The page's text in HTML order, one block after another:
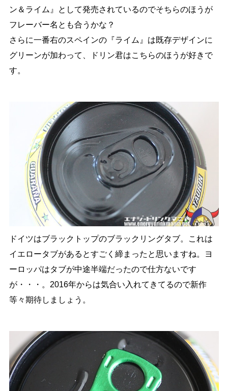
ン＆ライム』として発売されているのでそちらのほうが
フレーバー名とも合うかな？
さらに一番右のスペインの『ライム』は既存デザインに
グリーンが加わって、ドリン君はこちらのほうが好きで
す。
ドイツはブラックトップのブラックリングタブ。これは
イエロータブがあるとすごく締まったと思いますね。ヨ
ーロッパはタブが中途半端だったので仕方ないです
が・・・。2016年からは気合い入れてきてるので新作
等々期待しましょう。